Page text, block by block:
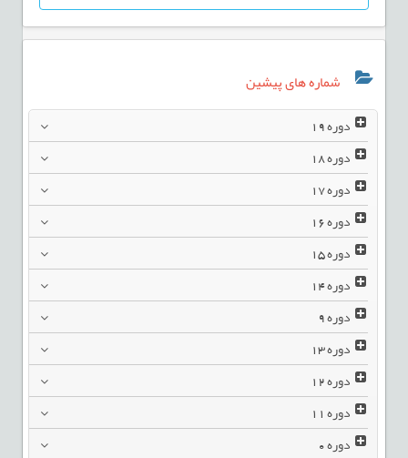
شماره های پیشین
دوره19
دوره18
دوره17
دوره16
دوره15
دوره14
دوره9
دوره13
دوره12
دوره11
دوره0